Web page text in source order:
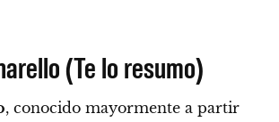
(Te lo resumo)
, conocido mayormente a partir